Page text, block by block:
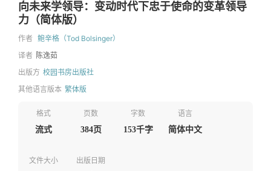
向未来学领导：变动时代下忠于使命的变革领导
力（简体版）
作者 鲍辛格（Tod Bolsinger）
译者 陈逸茹
出版方 校园书房出版社
其他语言版本 繁体版
格式
流式
页数
384页
字数
153千字
语言
简体中文
文件大小 出版日期